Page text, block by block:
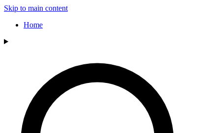
Skip to main content
Home